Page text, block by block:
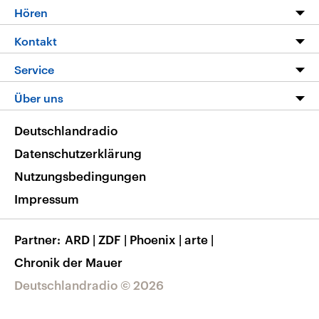
Programm
Die Nachrichten
Nachrichtenleicht
Neue Beiträge auf dlf.de
Hören
Livestream
Podcasts
Deutschlandfunk App
Nachrichten App
Frequenzen
Kontakt
Hörerservice
Service
FAQ
Veranstaltungen
Musikliste
RSS
Über uns
Barrierefreiheit
Deutschlandradio © 2026
Deutschlandradio
Datenschutzerklärung
Nutzungsbedingungen
Impressum
Partner ARD | ZDF | Phoenix | arte |
Chronik der Mauer